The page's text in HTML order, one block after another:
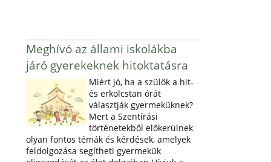
Meghívó az állami iskolákba
járó gyerekeknek hitoktatásra
Miért jó, ha a szülők a hit-
és erkölcstan órát
választják gyermeküknek?
Mert a Szentírási
történetekből előkerülnek
olyan fontos témák és kérdések, amelyek
feldolgozása segítheti gyermekük